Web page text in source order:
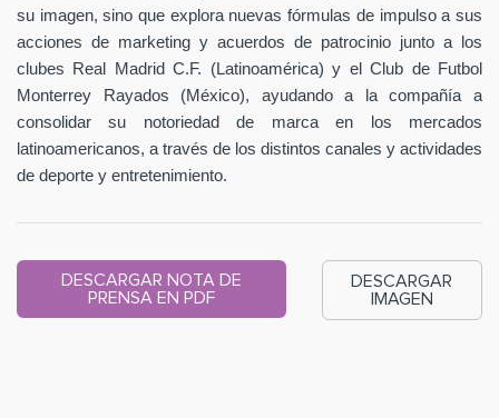
su imagen, sino que explora nuevas fórmulas de impulso a sus
acciones de marketing y acuerdos de patrocinio junto a los
clubes Real Madrid C.F. (Latinoamérica) y el Club de Futbol
Monterrey Rayados (México), ayudando a la compañía a
consolidar su notoriedad de marca en los mercados
latinoamericanos, a través de los distintos canales y actividades
de deporte y entretenimiento.
DESCARGAR NOTA DE
PRENSA EN PDF
DESCARGAR
IMAGEN